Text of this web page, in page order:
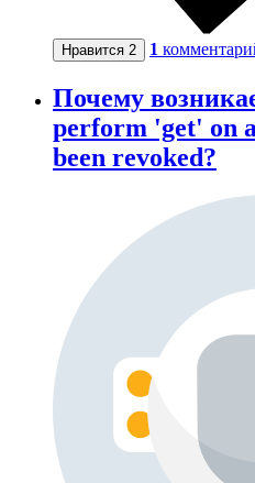
Нравится 2 1
Почему
perform 'get' on
been revoked?